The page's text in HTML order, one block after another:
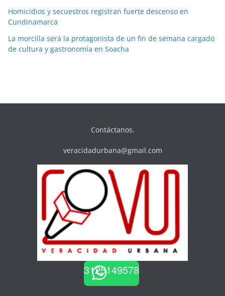
Homicidios y secuestros registran fuerte descenso en
Cundinamarca
La morcilla será la protagonista de un fin de semana cargado
de cultura y gastronomía en Soacha
Contáctanos.
veracidadurbana@gmail.com
3125149578